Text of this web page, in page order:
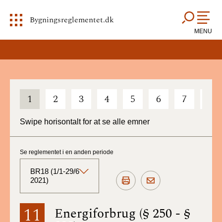
Bygningsreglementet.dk
MENU
1 2 3 4 5 6 7
Swipe horisontalt for at se alle emner
11 Energiforbrug (§ 250 - §
Se reglementet i en anden periode
BR18 (1/1-29/6
2021)
BR18 (Aktuelt)